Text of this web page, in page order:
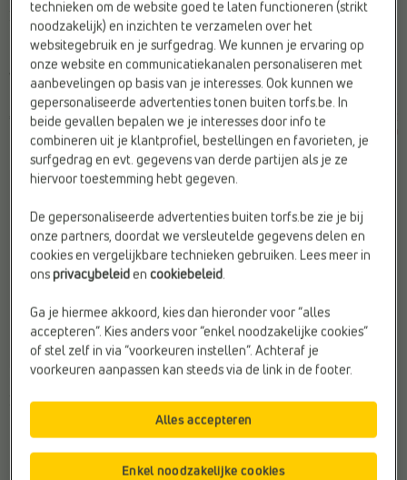
Puma
€ 25,99
Doelgroep:Kinderen
Materiaal:Kunststof
Web-Only:Nee
Puma
Vorige laagste prijs:
€ 27,59
Doelgroep:Kinderen
Kleur: Wit
Sluiting: Veter
Puma
Materiaal:Stof
Type2:
Puma
Doelgroep:
Merk:Puma
Web-Only:
technieken om de website goed te laten functioneren (strikt
noodzakelijk) en inzichten te verzamelen over het
websitegebruik en je surfgedrag. We kunnen je ervaring op
onze website en communicatiekanalen personaliseren met
aanbevelingen op basis van je interesses. Ook kunnen we
gepersonaliseerde advertenties tonen buiten torfs.be. In
beide gevallen bepalen we je interesses door info te
combineren uit je klantprofiel, bestellingen en favorieten, je
surfgedrag en evt. gegevens van derde partijen als je ze
hiervoor toestemming hebt gegeven.
De gepersonaliseerde advertenties buiten torfs.be zie je bij
onze partners, doordat we versleutelde gegevens delen en
cookies en vergelijkbare technieken gebruiken. Lees meer in
onsprivacybeleidencookiebeleid.
Ga je hiermee akkoord, kies dan hieronder voor “alles
accepteren”. Kies anders voor “enkel noodzakelijke cookies”
of stel zelf in via “voorkeuren instellen”. Achteraf je
voorkeuren aanpassen kan steeds via de link in de footer.
Enkel noodzakelijke cookies
Alles accepteren